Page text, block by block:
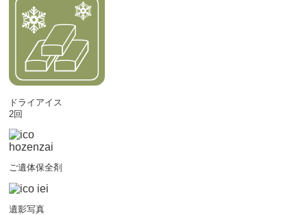
ドライアイス
2回
ご遺体保全剤
遺影写真